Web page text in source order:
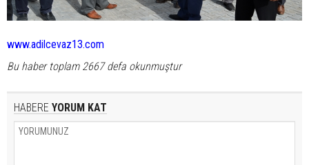
www.adilcevaz13.com
Bu haber toplam 2667 defa okunmuştur
HABERE YORUM KAT